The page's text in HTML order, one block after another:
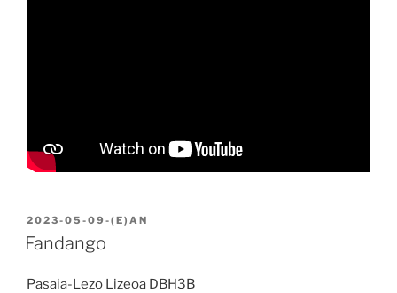
2023-05-09-(E)AN
Fandango
Pasaia-Lezo Lizeoa DBH3B